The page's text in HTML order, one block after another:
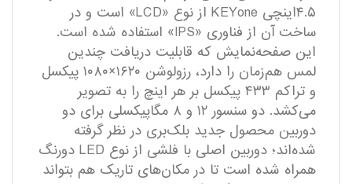
۴.۵اینچی KEYone از نوع «LCD» است و در
ساخت آن از فناوری «IPS» استفاده شده است.
این صفحه‌نمایش که قابلیت دریافت چندین
لمس هم‌زمان را دارد، رزولوشن ۱۶۲۰×۱۰۸۰ پیکسل
و تراکم ۴۳۳ پیکسل بر هر اینچ را به تصویر
می‌کشد. دو سنسور‌ ۱۲ و ۸ مگاپیکسلی برای دو
دوربین محصول جدید بلک‌بری در نظر گرفته
‌شده‌اند؛ دوربین اصلی با فلشی از نوع LED دورنگ
همراه شده است تا در مکان‌های تاریک هم بتواند